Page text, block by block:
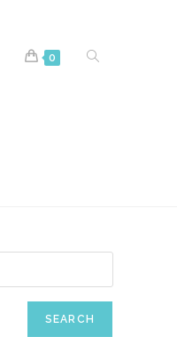
0 TOGGLE
SEARCH
SEARCH